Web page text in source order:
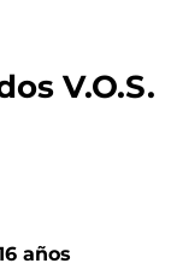
V.O.S.
años